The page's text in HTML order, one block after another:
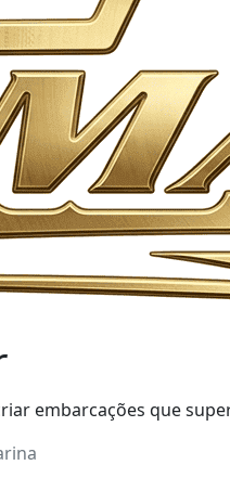
embarcações que